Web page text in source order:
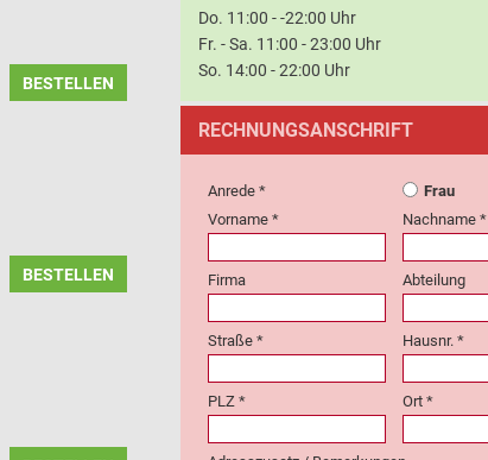
BESTELLEN
BESTELLEN
Do. 11:00 - -22:00 Uhr
Fr. - Sa. 11:00 - 23:00 Uhr
So. 14:00 - 22:00 Uhr
RECHNUNGSANSCHRIFT
Anrede * Frau
Vorname *
Nachname *
Firma Abteilung
Straße * Hausnr. *
PLZ * Ort *